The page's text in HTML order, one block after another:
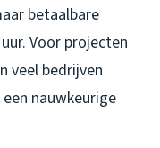
betaalbare
Voor projecten
veel bedrijven
nauwkeurige